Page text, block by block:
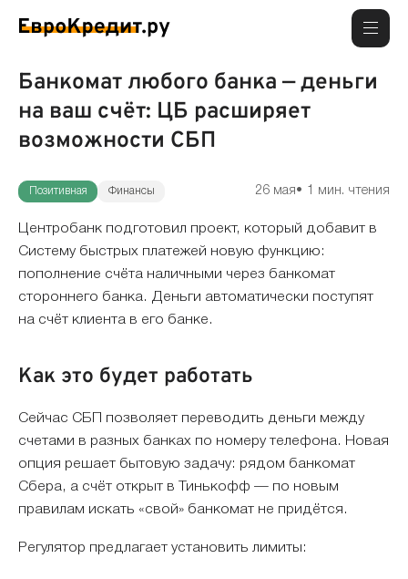
Банкомат любого банка — деньги
на ваш счёт: ЦБ расширяет
возможности СБП
Позитивная Финансы 26 мая 1 мин. чтения
Центробанк подготовил проект, который добавит в
Систему быстрых платежей новую функцию:
пополнение счёта наличными через банкомат
стороннего банка. Деньги автоматически поступят
на счёт клиента в его банке.
Как это будет работать
Сейчас СБП позволяет переводить деньги между
счетами в разных банках по номеру телефона. Новая
опция решает бытовую задачу: рядом банкомат
Сбера, а счёт открыт в Тинькофф — по новым
правилам искать «свой» банкомат не придётся.
Регулятор предлагает установить лимиты: